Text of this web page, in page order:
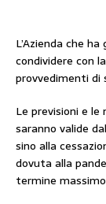
L’Azienda che
condividere con
provvedimenti di
Le previsioni e le
saranno valide
sino alla
dovuta alla
termine